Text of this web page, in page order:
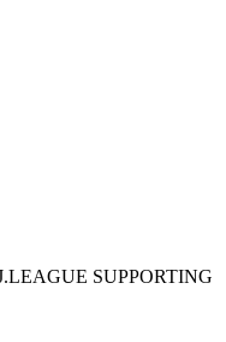
SUPPORTING